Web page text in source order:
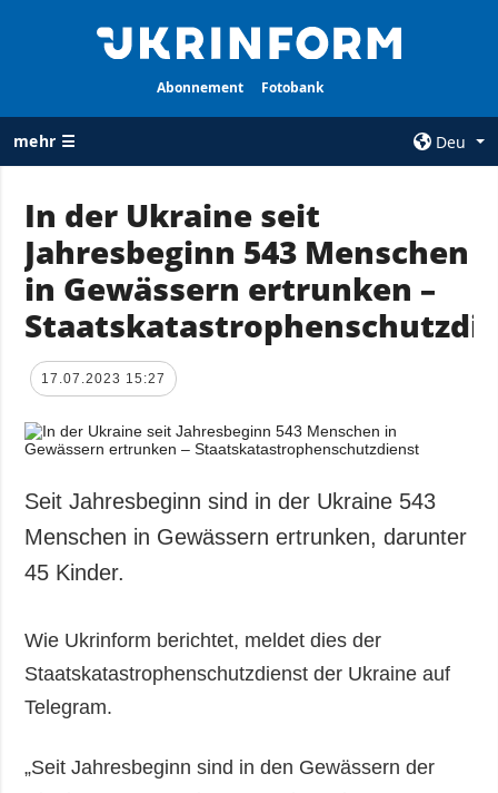
Abonnement Fotobank
mehr ☰
Deu
ALLE
RUBRIKEN
Krieg
Wiederaufbau
der Ukraine
Politik
Wirtschaft
Gesellschaft und
Kultur
Sport
Notstand und
Notfälle
AGENTUR
Über uns
Kontakte
und zum Schutz
personenbezogener
ZUSÄTZLICH
In der Ukraine seit
Jahresbeginn 543 Menschen
in Gewässern ertrunken –
17.07.2023 15:27
Seit Jahresbeginn sind in der Ukraine 543
Menschen in Gewässern ertrunken, darunter
45 Kinder.
Wie Ukrinform berichtet, meldet dies der
Staatskatastrophenschutzdienst der Ukraine auf
Telegram.
„Seit Jahresbeginn sind in den Gewässern der